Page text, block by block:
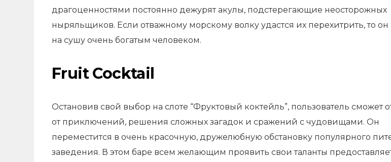
драгоценностями постоянно дежурят акулы, подстерегающие неосторожных
ныряльщиков. Если отважному морскому волку удастся их перехитрить, то он
на сушу очень богатым человеком.
Fruit Cocktail
Остановив свой выбор на слоте “Фруктовый коктейль”, пользователь сможет
от приключений, решения сложных загадок и сражений с чудовищами. Он
переместится в очень красочную, дружелюбную обстановку популярного
заведения. В этом баре всем желающим проявить свои таланты